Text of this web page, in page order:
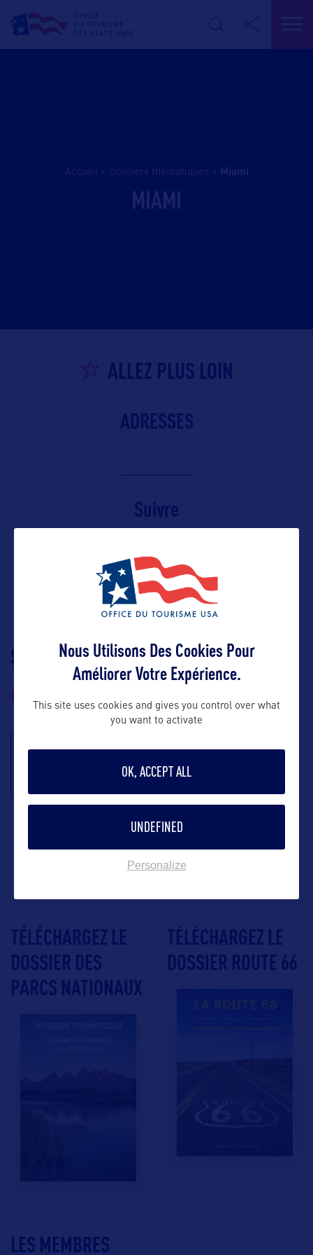
Accueil Dossiers thématiques miami
MIAMI
ALLEZ PLUS LOIN
ADRESSES
Suivre
LES MEMBRES
SUIVEZ-NOUS
S'inscrire à la
TÉLÉCHARGEZ LA
BROCHURE
TÉLÉCHARGEZ LE
DOSSIER DES
PARCS NATIONAUX
TÉLÉCHARGEZ LE
DOSSIER ROUTE 66
Nous Utilisons Des Cookies Pour
Améliorer Votre Expérience.
This site uses cookies and gives you control over what
you want to activate
OK, ACCEPT ALL
UNDEFINED
Personalize